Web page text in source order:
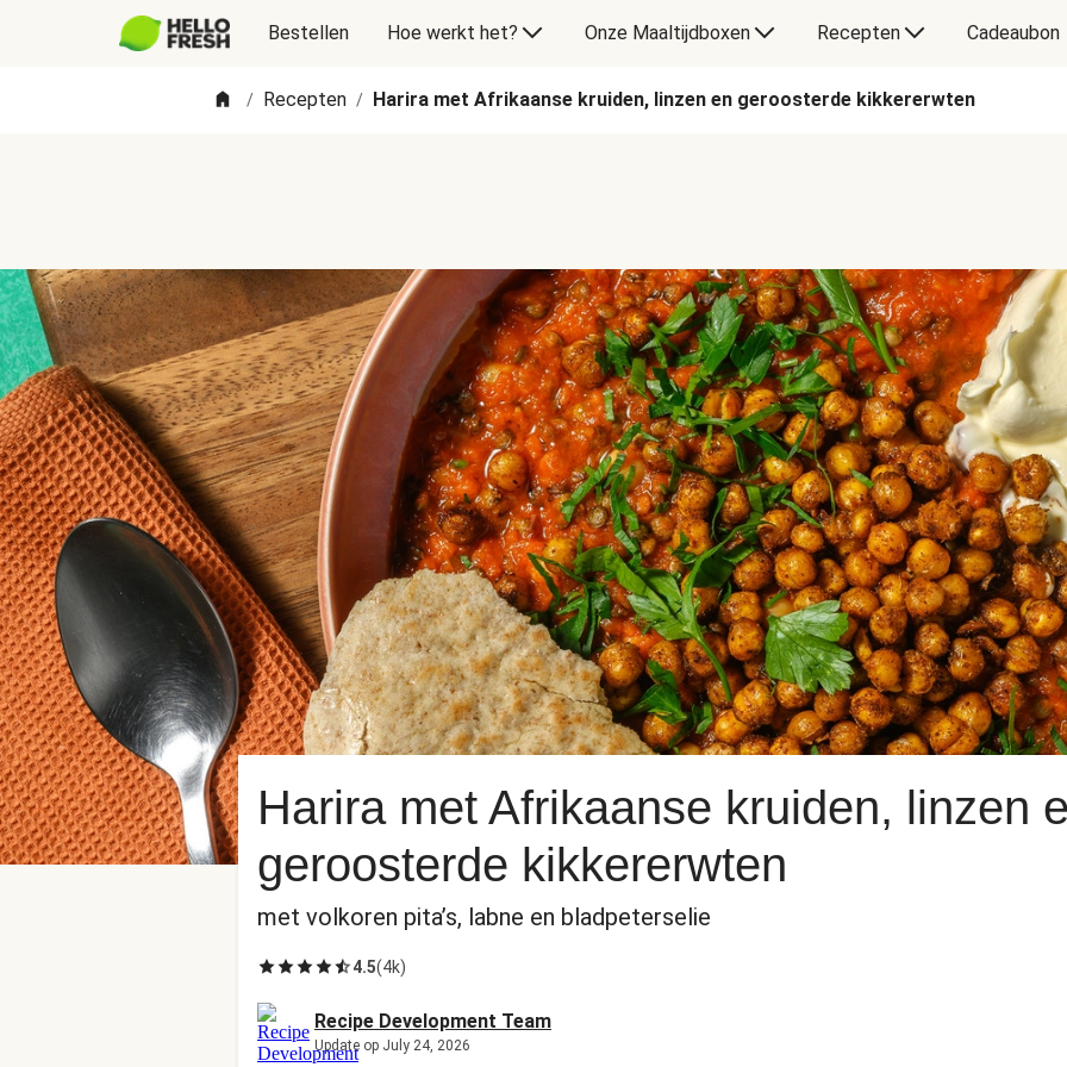
Bestellen Hoe werkt het? Onze Maaltijdboxen Recepten Cadeaubon
/ Recepten / Harira met Afrikaanse kruiden, linzen en geroosterde kikkererwten
Harira met Afrikaanse kruiden, linzen
geroosterde kikkererwten
met volkoren pita’s, labne en bladpeterselie
4.5(4k)
Recipe Development Team
Update op July 24, 2026